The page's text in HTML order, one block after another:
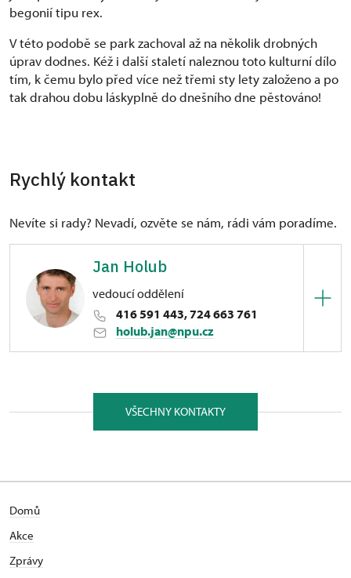
begonií tipu rex.
V této podobě se park zachoval až na několik drobných
úprav dodnes. Kéž i další staletí naleznou toto kulturní dílo
tím, k čemu bylo před více než třemi sty lety založeno a po
tak drahou dobu láskyplně do dnešního dne pěstováno!
Rychlý kontakt
Nevíte si rady? Nevadí, ozvěte se nám, rádi vám poradíme.
Jan Holub
vedoucí oddělení
416 591 443, 724 663 761
holub.jan@npu.cz
náměstí 5. května 1/, Libochovice 41117
VŠECHNY KONTAKTY
Domů
Akce
Zprávy